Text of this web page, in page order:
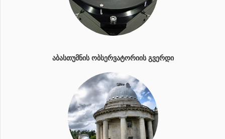
ᲐᲑᲐᲡᲗᲣᲛᲜᲘᲡ ᲝᲑᲡᲔᲠᲕᲐᲢᲝᲠᲘᲘᲡ ᲒᲕᲔᲠᲓᲘ